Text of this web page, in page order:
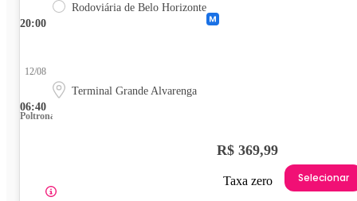
20:00
Rodoviária de Belo Horizonte
06:40
12/08
Terminal Grande Alvarenga
Poltrona
R$ 369,99
Taxa zero Selecionar